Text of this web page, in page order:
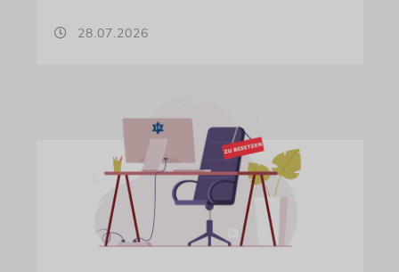
28.07.2026